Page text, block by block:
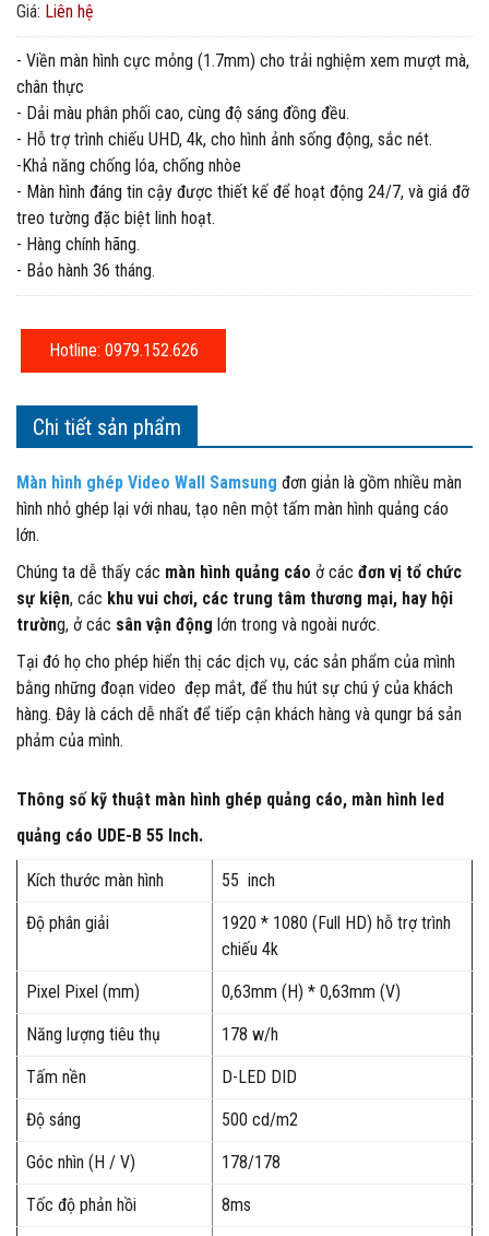
Giá: Liên hệ
- Viền màn hình cực mỏng (1.7mm) cho trải nghiệm xem mượt mà,
chân thực
- Dải màu phân phối cao, cùng độ sáng đồng đều.
- Hỗ trợ trình chiếu UHD, 4k, cho hình ảnh sống động, sắc nét.
-Khả năng chống lóa, chống nhòe
- Màn hình đáng tin cậy được thiết kế để hoạt động 24/7, và giá đỡ
treo tường đặc biệt linh hoạt.
- Hàng chính hãng.
- Bảo hành 36 tháng.
Hotline: 0979.152.626
Chi tiết sản phẩm
Màn hình ghép Video Wall Samsung đơn giản là gồm nhiều màn
hình nhỏ ghép lại với nhau, tạo nên một tấm màn hình quảng cáo
lớn.
Chúng ta dễ thấy các màn hình quảng cáo ở các đơn vị tổ chức
sự kiện, các khu vui chơi, các trung tâm thương mại, hay hội
trường, ở các sân vận động lớn trong và ngoài nước.
Tại đó họ cho phép hiển thị các dịch vụ, các sản phẩm của mình
bằng những đoạn video đẹp mắt, để thu hút sự chú ý của khách
hàng. Đây là cách dễ nhất để tiếp cận khách hàng và qungr bá sản
phảm của mình.
Thông số kỹ thuật màn hình ghép quảng cáo, màn hình led
quảng cáo UDE-B 55 Inch.
Kích thước màn hình 55 inch
Độ phân giải
1920 * 1080 (Full HD) hỗ trợ trình
chiếu 4k
Pixel Pixel (mm) 0,63mm (H) * 0,63mm (V)
Năng lượng tiêu thụ 178 w/h
Tấm nền D-LED DID
Độ sáng 500 cd/m2
Góc nhìn (H / V) 178/178
Tốc độ phản hồi 8ms